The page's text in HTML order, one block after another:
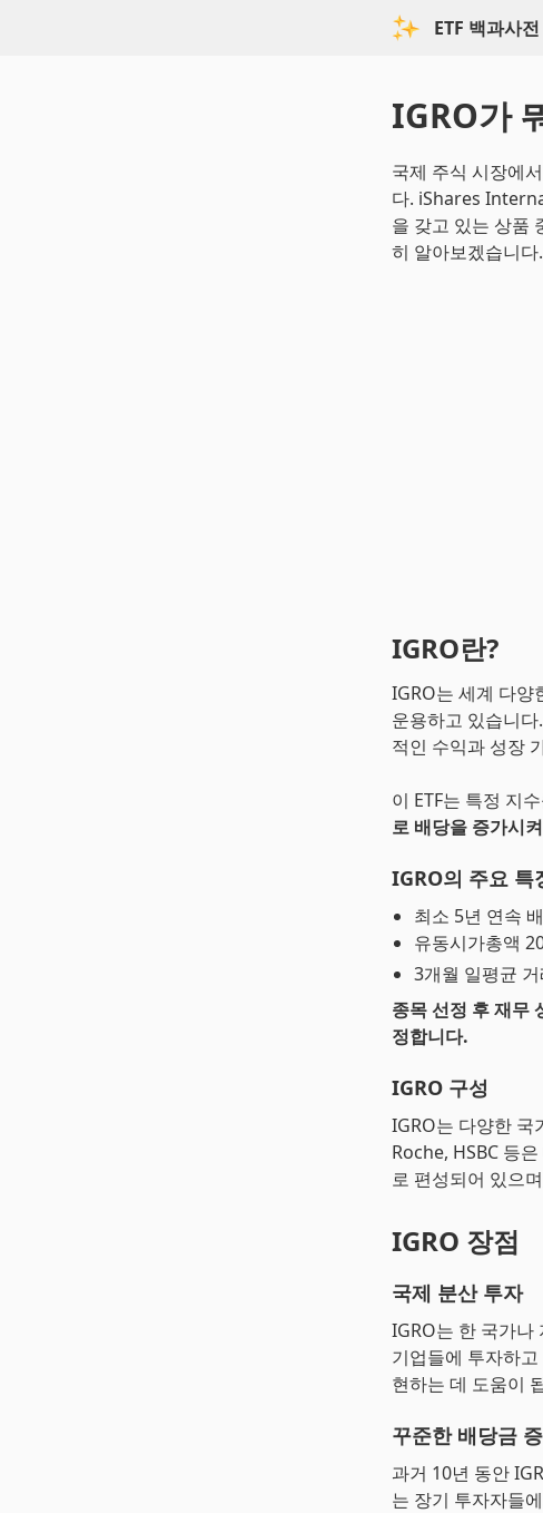
ETF 백과사전
IGRO가
국제 주식 시장에
다. iShares
을 갖고 있는 상품
히 알아보겠습니다.
IGRO란?
IGRO는 세계 다양
운용하고 있습니
적인 수익과 성장
이 ETF는 특정 지
로 배당을 증가시
IGRO의 주요 특
최소 5년 연속
유동시가총액
3개월 일평균
종목 선정 후 재무
정합니다.
IGRO 구성
IGRO는 다양한 국
Roche, HSBC 등
로 편성되어 있으
IGRO 장점
국제 분산 투자
IGRO는 한 국가나
기업들에 투자하
현하는 데 도움이
꾸준한 배당금
과거 10년 동안
는 장기 투자자들